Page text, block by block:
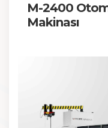
M-2400
Makinası